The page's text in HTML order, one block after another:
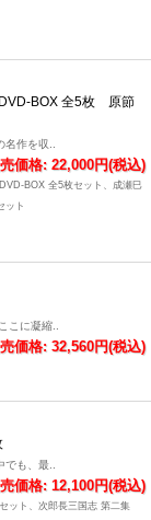
BOX 全5枚 原節
作を収..
価格: 22,000円(税込)
BOX 全5枚セット、成瀬巳
ット
こに凝縮..
価格: 32,560円(税込)
も、最..
価格: 12,100円(税込)
ット、次郎長三国志 第二集